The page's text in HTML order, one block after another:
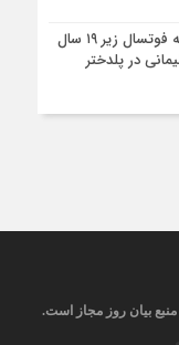
برگزاری مسابقات چهارجانبه فوتسال زیر ۱۹ سال
در پلدختر
بیان روز مجاز است.